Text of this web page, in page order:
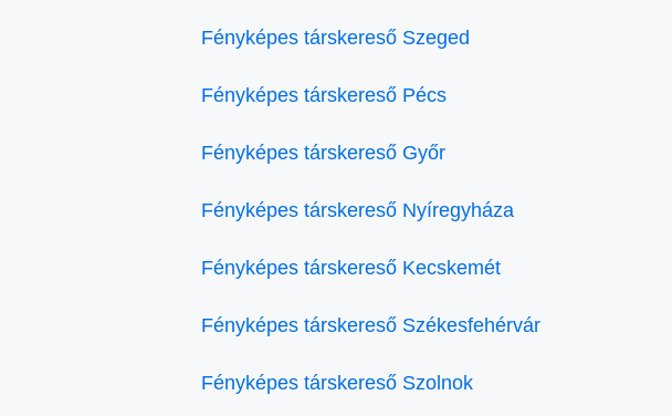
Fényképes társkereső Szeged
Fényképes társkereső Pécs
Fényképes társkereső Győr
Fényképes társkereső Nyíregyháza
Fényképes társkereső Kecskemét
Fényképes társkereső Székesfehérvár
Fényképes társkereső Szolnok